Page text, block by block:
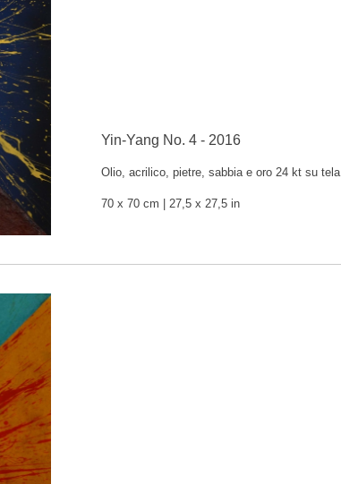
Yin-Yang No. 4 - 2016
Olio, acrilico, pietre, sabbia e oro 24 kt su tela
70 x 70 cm | 27,5 x 27,5 in